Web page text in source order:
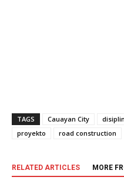
TAGS Cauayan City
proyekto
road construction
RELATED ARTICLES MORE